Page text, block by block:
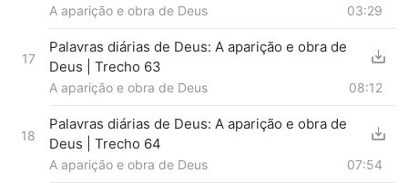
A aparição e obra de Deus 03:29
17
Palavras diárias de Deus: A aparição e obra de
Deus | Trecho 63
A aparição e obra de Deus 08:12
18
Palavras diárias de Deus: A aparição e obra de
Deus | Trecho 64
A aparição e obra de Deus 07:54